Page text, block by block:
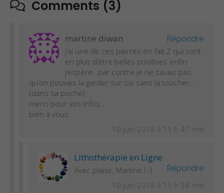
Comments (3)
martine diwan Répondre
j’ai une de ces pierres en fait 2 qui sont
en plus d’être belles positives enfin
j’espère…par contre je ne savais pas
qu’on pouvais la garder sur soi sans la toucher…
(dans sa poche)
merci pour vos infos .
bien à vous
10 juin 2016 à 11 h 47 min
Lithothérapie en Ligne
Répondre
Avec plaisir, Martine ! :)
10 juin 2016 à 15 h 38 min